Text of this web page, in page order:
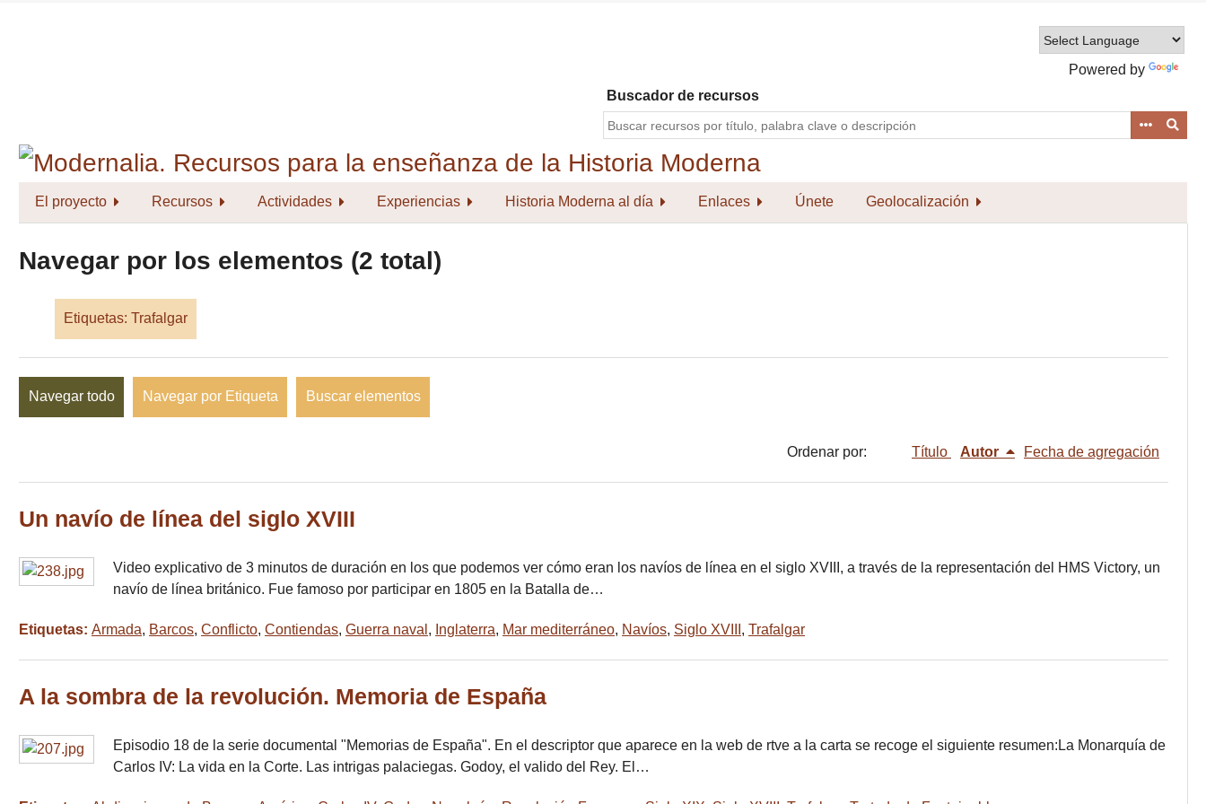
Powered by
Buscador de recursos
El proyecto Recursos Actividades Experiencias Historia Moderna al día Enlaces Únete Geolocalización
Navegar por los elementos (2 total)
Etiquetas: Trafalgar
Navegar todo Navegar por Etiqueta Buscar elementos
Ordenar por: Título Autor Fecha de agregación
Un navío de línea del siglo XVIII
Video explicativo de 3 minutos de duración en los que podemos ver cómo eran los navíos de línea en el siglo XVIII, a través de la representación del HMS Victory, un
navío de línea británico. Fue famoso por participar en 1805 en la Batalla de…
Etiquetas: Armada, Barcos, Conflicto, Contiendas, Guerra naval , Inglaterra, Mar mediterráneo, Navíos, Siglo XVIII , Trafalgar
A la sombra de la revolución. Memoria de España
Episodio 18 de la serie documental "Memorias de España". En el descriptor que aparece en la web de rtve a la carta se recoge el siguiente resumen:La Monarquía de
Carlos IV: La vida en la Corte. Las intrigas palaciegas. Godoy, el valido del Rey. El…